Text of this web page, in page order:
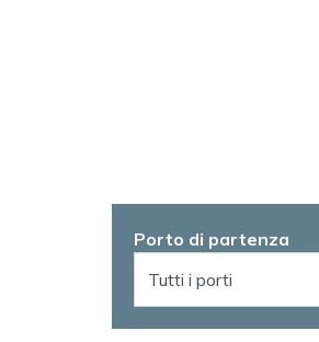
Porto di partenza